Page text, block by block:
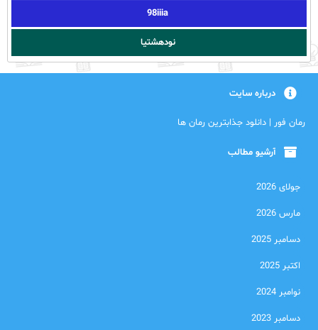
98iiia
نودهشتیا
درباره سایت
رمان فور | دانلود جذابترین رمان ها
آرشیو مطالب
جولای 2026
مارس 2026
دسامبر 2025
اکتبر 2025
نوامبر 2024
دسامبر 2023